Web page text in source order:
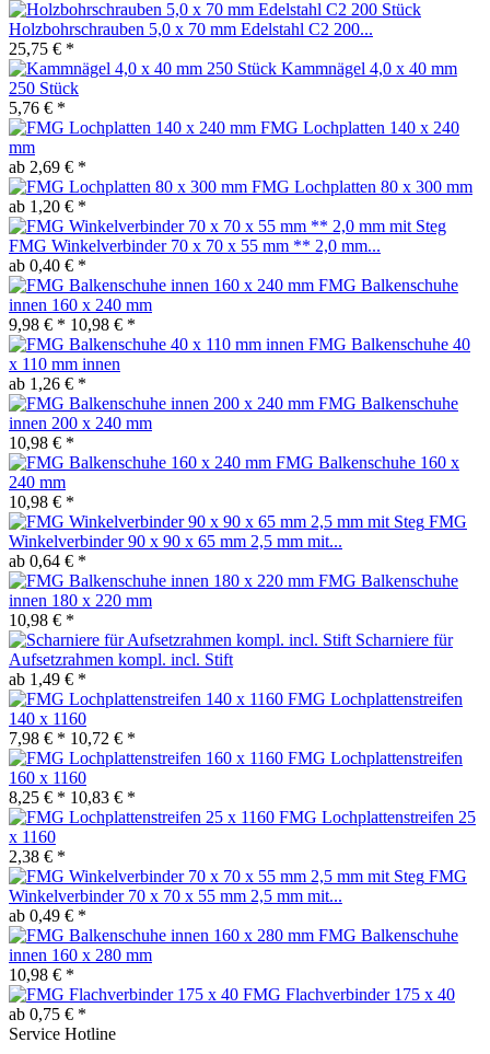
Holzbohrschrauben 5,0 x 70 mm Edelstahl C2 200...
25,75 € *
Kammnägel 4,0 x 40 mm
250 Stück
5,76 € *
FMG Lochplatten 140 x 240
mm
ab 2,69 € *
FMG Lochplatten 80 x 300 mm
ab 1,20 € *
FMG Winkelverbinder 70 x 70 x 55 mm ** 2,0 mm...
ab 0,40 € *
FMG Balkenschuhe
innen 160 x 240 mm
9,98 € * 10,98 € *
FMG Balkenschuhe 40
x 110 mm innen
ab 1,26 € *
FMG Balkenschuhe
innen 200 x 240 mm
10,98 € *
FMG Balkenschuhe 160 x
240 mm
10,98 € *
FMG
Winkelverbinder 90 x 90 x 65 mm 2,5 mm mit...
ab 0,64 € *
FMG Balkenschuhe
innen 180 x 220 mm
10,98 € *
Scharniere für
Aufsetzrahmen kompl. incl. Stift
ab 1,49 € *
FMG Lochplattenstreifen
140 x 1160
7,98 € * 10,72 € *
FMG Lochplattenstreifen
160 x 1160
8,25 € * 10,83 € *
FMG Lochplattenstreifen 25
x 1160
2,38 € *
FMG
Winkelverbinder 70 x 70 x 55 mm 2,5 mm mit...
ab 0,49 € *
FMG Balkenschuhe
innen 160 x 280 mm
10,98 € *
FMG Flachverbinder 175 x 40
ab 0,75 € *
Service Hotline